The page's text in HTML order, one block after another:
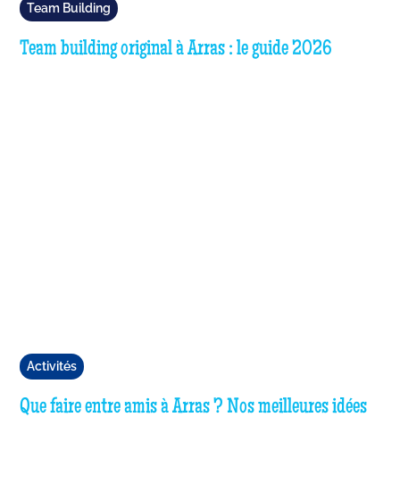
Team Building
Team building original à Arras : le guide 2026
Activités
Que faire entre amis à Arras ? Nos meilleures idées